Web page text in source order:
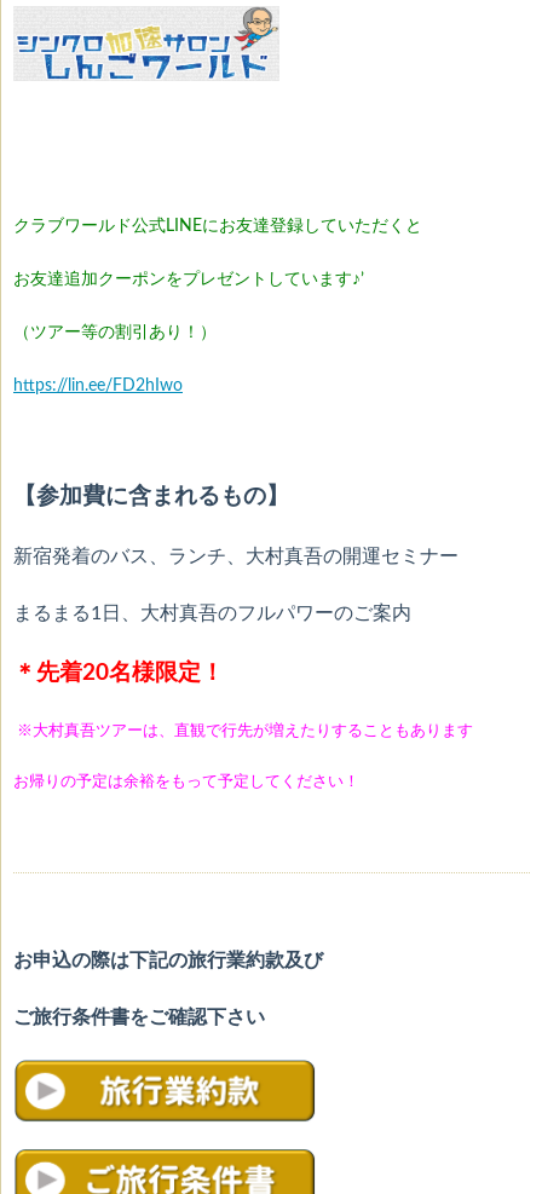
クラブワールド公式LINEにお友達登録していただくと
お友達追加クーポンをプレゼントしています♪’
（ツアー等の割引あり！）
https://lin.ee/FD2hIwo
【参加費に含まれるもの】
新宿発着のバス、ランチ、大村真吾の開運セミナー
まるまる1日、大村真吾のフルパワーのご案内
＊先着20名様限定！
※大村真吾ツアーは、直観で行先が増えたりすることもあります
お帰りの予定は余裕をもって予定してください！
お申込の際は下記の旅行業約款及び
ご旅行条件書をご確認下さい